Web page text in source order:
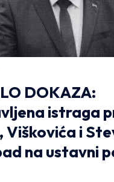
DOKAZA:
istraga
Viškovića i
na ustavni